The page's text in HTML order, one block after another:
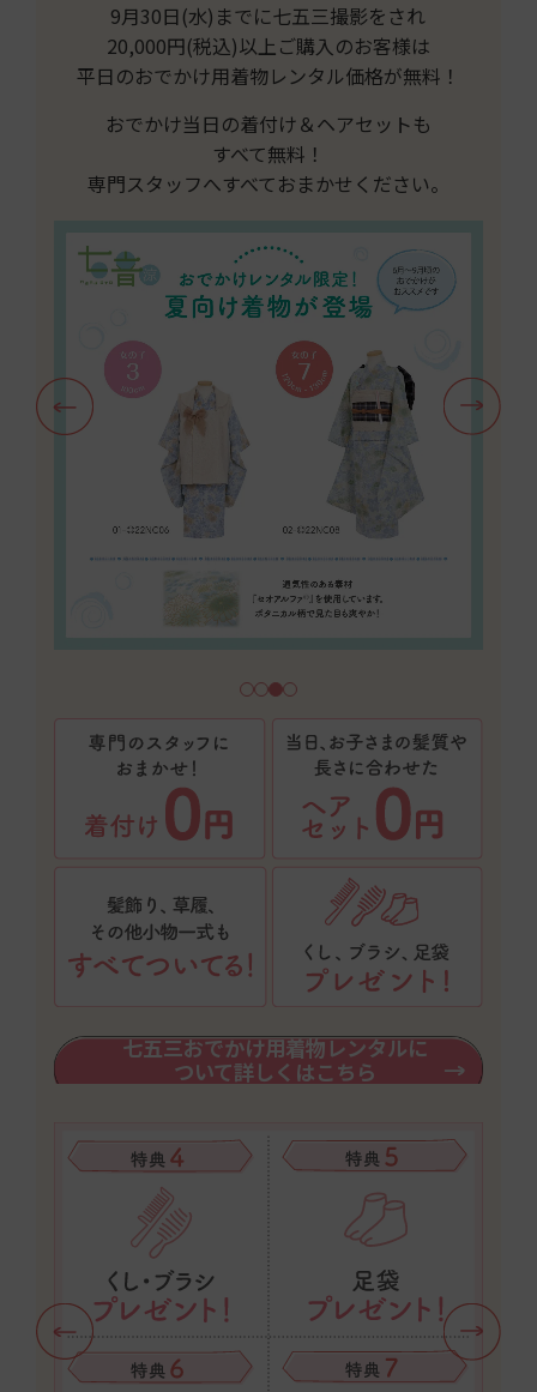
9月30日(水)までに七五三撮影をされ
20,000円(税込)以上ご購入のお客様は
平日のおでかけ用着物レンタル価格が無料！
おでかけ当日の着付け＆ヘアセットも
すべて無料！
専門スタッフへすべておまかせください。
七五三おでかけ用着物レンタルに
ついて詳しくはこちら